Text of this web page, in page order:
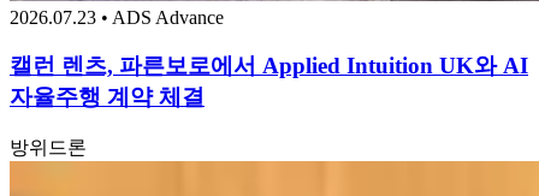
2026.07.23 • ADS Advance
캘런 렌츠, 파른보로에서 Applied Intuition UK와 AI
자율주행 계약 체결
방위 드론